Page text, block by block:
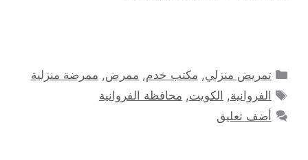
التصنيفات
تمريض منزلي, مكتب خدم, ممرض, ممرضة منزلية
الوسوم
الفروانية, الكويت, محافظة الفروانية
أضف تعليق